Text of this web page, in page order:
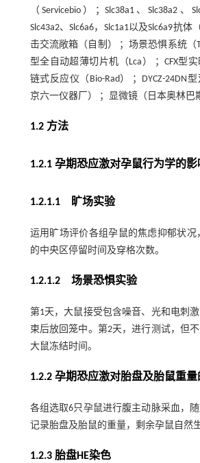
（Servicebio）；Slc38a1、Slc38a2、
Slc43a2、Slc6a6，Slc1a1以及Slc6a9抗体
击交流敞箱（自制） ；场景恐惧系统（
型全自动超薄切片机（Lca） ；CFX型
链式反应仪（Bio-Rad） ；DYCZ-24DN
京六一仪器厂） ；显微镜（日本奥林巴
1.2 方法
1.2.1 孕期恐应激对孕鼠行为学的影
1.2.1.1 旷场实验
运用旷场评价各组孕鼠的焦虑抑郁状况
的中央区停留时间及穿格次数。
1.2.1.2 场景恐惧实验
第1天，大鼠接受包含噪音、光和电刺
束后放回笼中。第2天，进行测试，但
大鼠冻结时间。
1.2.2 孕期恐应激对胎盘及胎鼠重量
各组选取6只孕鼠进行腹主动脉采血，
记录胎盘及胎鼠的重量，剩余孕鼠自然生
1.2.3 胎盘HE染色